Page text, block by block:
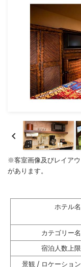

※客室画像及びレイア
があります。
ホテル名
カテゴリー名
宿泊人数上限
景観 / ロケーション